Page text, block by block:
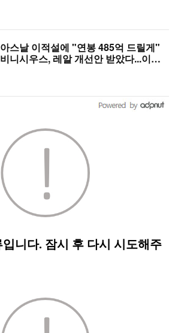
아스날 이적설에 "연봉 485억 드릴게"
비니시우스, 레알 개선안 받았다...이제